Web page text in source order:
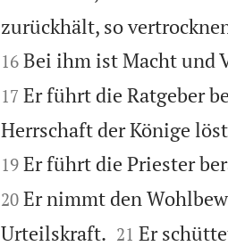
zurückhält, so
16 Bei ihm ist Macht und
17 Er führt die Ratgeber
Herrschaft der Könige
19 Er führt die Priester
20 Er nimmt den
Urteilskraft.
21 Er